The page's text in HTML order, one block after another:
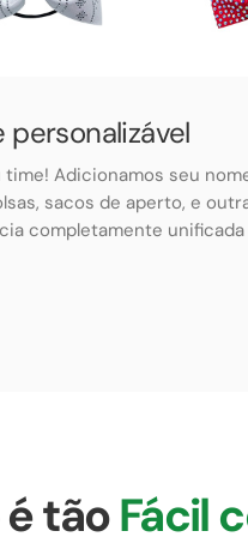
Adicionamos seu
sacos de aperto, e
completamente unificada
tãoFácil